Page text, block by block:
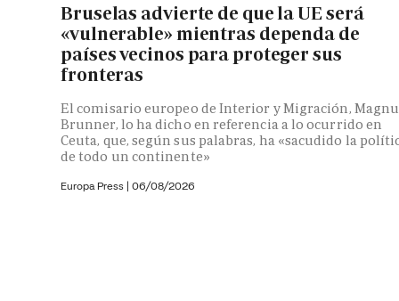
Bruselas advierte de que la UE será
«vulnerable» mientras dependa de
países vecinos para proteger sus
fronteras
El comisario europeo de Interior y Migración,
Brunner, lo ha dicho en referencia a lo ocurrido en
Ceuta, que, según sus palabras, ha «sacudido la
de todo un continente»
Europa Press | 06/08/2026